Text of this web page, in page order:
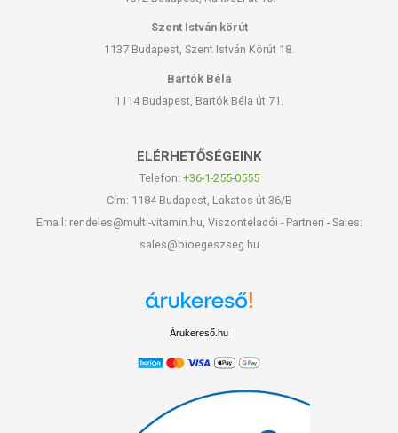
Szent István körút
1137 Budapest, Szent István Körút 18.
Bartók Béla
1114 Budapest, Bartók Béla út 71.
ELÉRHETŐSÉGEINK
Telefon: +36-1-255-0555
Cím: 1184 Budapest, Lakatos út 36/B
Email: rendeles@multi-vitamin.hu, Viszonteladói - Partneri - Sales:
sales@bioegeszseg.hu
Árukereső.hu